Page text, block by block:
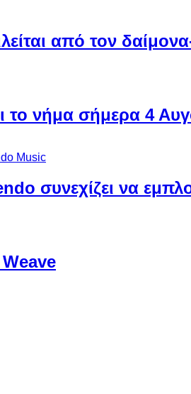
από τον
το νήμα σήμερα 4
συνεχίζει να